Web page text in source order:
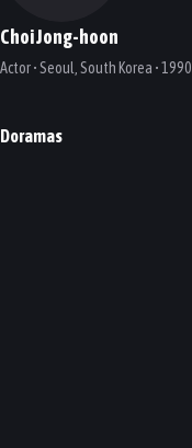
Choi Jong-hoon
Actor • Seoul, South Korea • 1990
Doramas
My Only Love Song